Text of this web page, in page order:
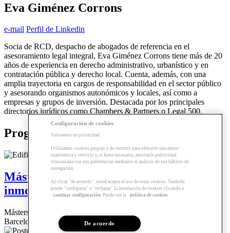
Eva Giménez Corrons
e-mail Perfil de Linkedin
Socia de RCD, despacho de abogados de referencia en el
asesoramiento legal integral, Eva Giménez Corrons tiene más de 20
años de experiencia en derecho administrativo, urbanístico y en
contratación pública y derecho local. Cuenta, además, con una
amplia trayectoria en cargos de responsabilidad en el sector público
y asesorando organismos autonómicos y locales, así como a
empresas y grupos de inversión. Destacada por los principales
directorios jurídicos como Chambers & Partners o Legal 500.
Programas relacionados
Máster | Dirección de empresas
inmobiliarias innovadoras (MDEI +i)
Másters y Posgrados
Barcelona
Configuración de cookies
Valoramos su privacidad
Utilizamos cookies propias y de terceros para ofrecerle una mejor
experiencia y servicio y, si fuese necesario, mostrarle publicidad
relacionada con sus preferencias mediante el análisis de sus hábitos de
navegación.
Al clicar "de acuerdo", usted acepta el uso de estas cookies. También
puede "configurar" o "rechazar" la instalación de cookies clicando a
cambiar configuración. Puede ver la política de cookies
De acuerdo